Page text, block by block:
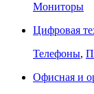
Мониторы
Цифровая
Телефоны,
Офисная и